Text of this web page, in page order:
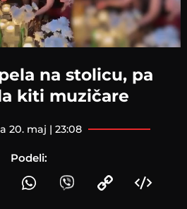
na stolicu, pa
kiti muzičare
20. maj | 23:08
Podeli: